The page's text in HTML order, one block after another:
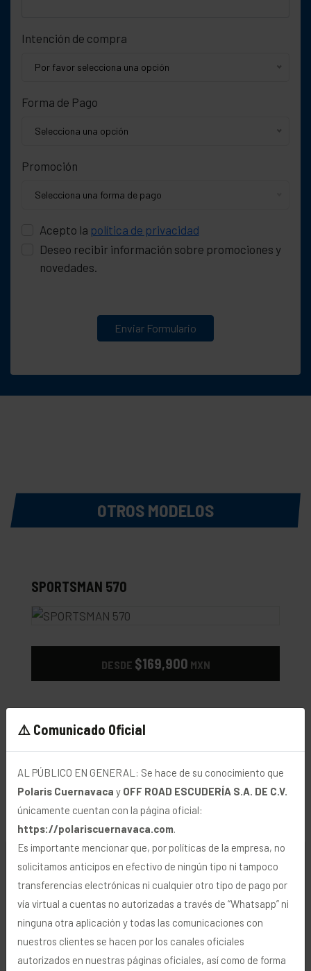
Intención de compra
Por favor selecciona una opción
Forma de Pago
Selecciona una opción
Promoción
Selecciona una forma de pago
Acepto la política de privacidad
Deseo recibir información sobre promociones y
novedades.
Enviar Formulario
OTROS MODELOS
SPORTSMAN 570
DESDE $169,900 MXN
🍪 Uso de Cookies
Utilizamos cookies y tecnologías similares para
personalizar y mejorar su navegación, analizar visitas
y transmitir publicidad. Para más información, vea
nuestraPolítica de Privacidad.
⚠️ Comunicado Oficial
AL PÚBLICO EN GENERAL: Se hace de su conocimiento que
Polaris Cuernavaca y OFF ROAD ESCUDERÍA S.A. DE C.V.
únicamente cuentan con la página oficial:
https://polariscuernavaca.com
Es importante mencionar que, por políticas de la empresa, no
solicitamos anticipos en efectivo de ningún tipo ni tampoco
transferencias electrónicas ni cualquier otro tipo de pago por
vía virtual a cuentas no autorizadas a través de “Whatsapp” ni
ninguna otra aplicación y todas las comunicaciones con
nuestros clientes se hacen por los canales oficiales
autorizados en nuestras páginas oficiales, así como de forma